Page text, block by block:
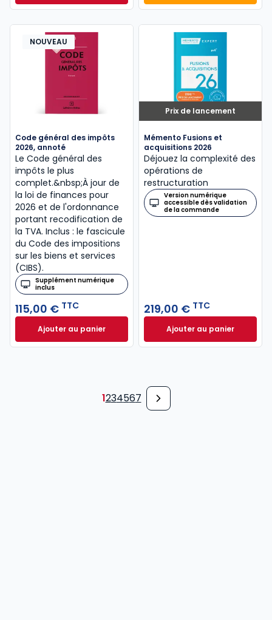
NOUVEAU
Code général des impôts
2026, annoté
Le Code général des
impôts le plus
complet.&nbsp;À jour de
la loi de finances pour
2026 et de l'ordonnance
portant recodification de
la TVA. Inclus : le fascicule
du Code des impositions
sur les biens et services
(CIBS).
Supplément numérique
inclus
115,00 € TTC
Ajouter au panierCode général des impôts 2026, annoté à 115,00 €
Prix de lancement
Mémento Fusions et
acquisitions 2026
Déjouez la complexité des
opérations de
restructuration
Version numérique
accessible dès validation
de la commande
219,00 € TTC
Ajouter au panierMémento Fusions
1234567